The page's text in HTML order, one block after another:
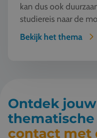
kan dus ook
studiereis naar de
o...
Bekijk het thema
Ontdek
thematische
contact met